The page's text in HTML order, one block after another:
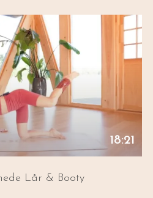
18:21
Lår & Booty